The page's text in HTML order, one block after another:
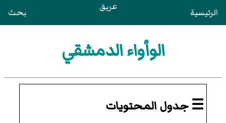
الرئيسية عريق بحث
الوأواء الدمشقي
☰ جدول المحتويات